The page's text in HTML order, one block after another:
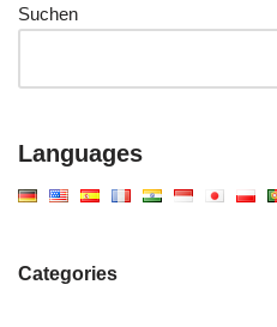
Suchen
Languages
Categories